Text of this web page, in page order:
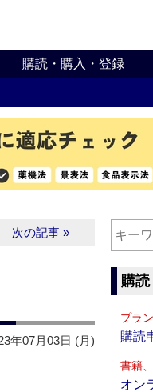
購読・購入・登録
次の記事 »
年07月03日 (月)
購
プラ
購読
書籍
オン